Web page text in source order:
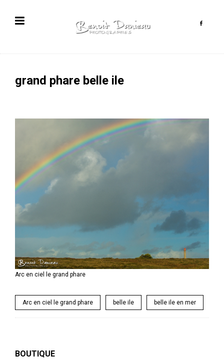
grand phare belle ile
Arc en ciel le grand phare
Arc en ciel le grand phare belle ile belle ile en mer
BOUTIQUE